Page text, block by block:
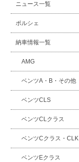
ニュース一覧
ポルシェ
納車情報一覧
AMG
ベンツA・B・その他
ベンツCLS
ベンツCLクラス
ベンツCクラス・CLK
ベンツEクラス